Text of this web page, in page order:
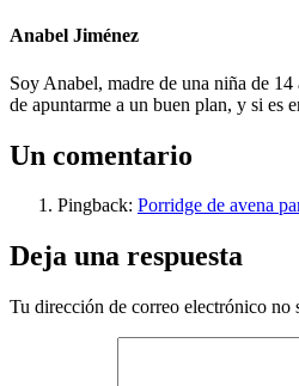
Anabel Jiménez
Soy Anabel, madre de una niña de
de apuntarme a un buen plan, y si es
Un comentario
Pingback: Porridge de avena
Deja una respuesta
Tu dirección de correo electrónico no